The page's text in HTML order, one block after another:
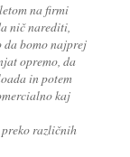
na firmi
nič narediti,
da bomo najprej
opremo, da
in potem
kaj
različnih